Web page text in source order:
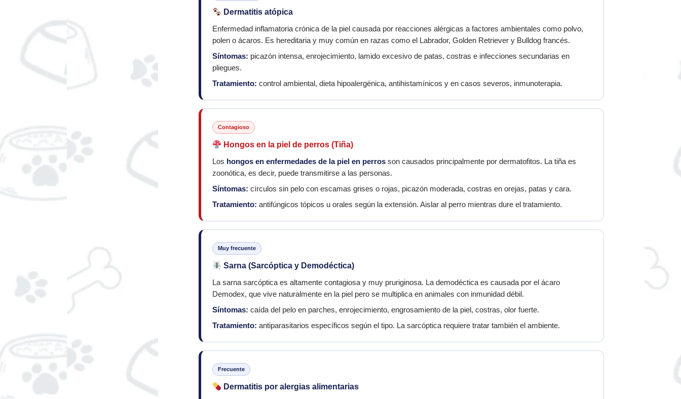
Dermatitis atópica
Enfermedad inflamatoria crónica de la piel causada por reacciones alérgicas a factores ambientales como polvo,
polen o ácaros. Es hereditaria y muy común en razas como el Labrador, Golden Retriever y Bulldog francés.
Síntomas: picazón intensa, enrojecimiento, lamido excesivo de patas, costras e infecciones secundarias en
pliegues.
Tratamiento: control ambiental, dieta hipoalergénica, antihistamínicos y en casos severos, inmunoterapia.
Contagioso
Hongos en la piel de perros (Tiña)
Los hongos en enfermedades de la piel en perros son causados principalmente por dermatofitos. La tiña es
zoonótica, es decir, puede transmitirse a las personas.
Síntomas: círculos sin pelo con escamas grises o rojas, picazón moderada, costras en orejas, patas y cara.
Tratamiento: antifúngicos tópicos u orales según la extensión. Aislar al perro mientras dure el tratamiento.
Muy frecuente
Sarna (Sarcóptica y Demodéctica)
La sarna sarcóptica es altamente contagiosa y muy pruriginosa. La demodéctica es causada por el ácaro
Demodex, que vive naturalmente en la piel pero se multiplica en animales con inmunidad débil.
Síntomas: caída del pelo en parches, enrojecimiento, engrosamiento de la piel, costras, olor fuerte.
Tratamiento: antiparasitarios específicos según el tipo. La sarcóptica requiere tratar también el ambiente.
Frecuente
Dermatitis por alergias alimentarias